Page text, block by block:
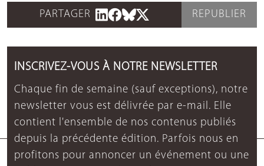
PARTAGER REPUBLIER
INSCRIVEZ-VOUS À NOTRE NEWSLETTER
Chaque fin de semaine (sauf exceptions), notre
newsletter vous est délivrée par e-mail. Elle
contient l'ensemble de nos contenus publiés
depuis la précédente édition. Parfois nous en
profitons pour annoncer un événement ou une